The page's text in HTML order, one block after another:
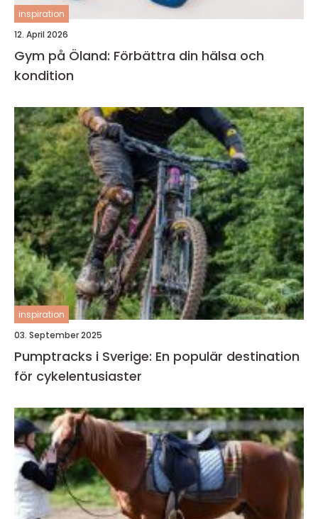
inspiration
12. April 2026
Gym på Öland: Förbättra din hälsa och
kondition
inspiration
03. September 2025
Pumptracks i Sverige: En populär destination
för cykelentusiaster